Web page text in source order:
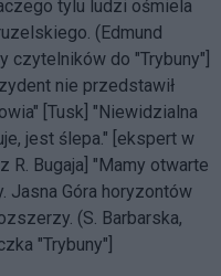
tylu ludzi ośmiela
(Edmund
czytelników do "Trybuny"]
nie przedstawił
[Tusk] "Niewidzialna
jest ślepa." [ekspert w
R. Bugaja] "Mamy otwarte
Jasna Góra horyzontów
(S. Barbarska,
"Trybuny"]